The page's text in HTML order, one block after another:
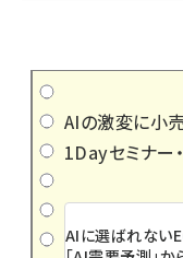
AIの激変に小
1Dayセミナー
AIに選ばれない